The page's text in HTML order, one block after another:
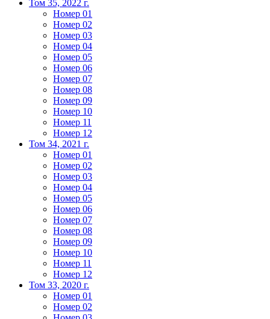
Том 35, 2022 г.
Номер 01
Номер 02
Номер 03
Номер 04
Номер 05
Номер 06
Номер 07
Номер 08
Номер 09
Номер 10
Номер 11
Номер 12
Том 34, 2021 г.
Номер 01
Номер 02
Номер 03
Номер 04
Номер 05
Номер 06
Номер 07
Номер 08
Номер 09
Номер 10
Номер 11
Номер 12
Том 33, 2020 г.
Номер 01
Номер 02